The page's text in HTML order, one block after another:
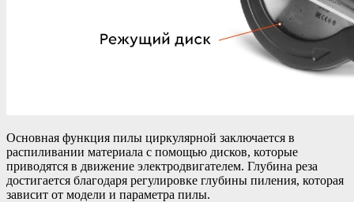
Основная функция пилы циркулярной заключается в
распиливании материала с помощью дисков, которые
приводятся в движение электродвигателем. Глубина реза
достигается благодаря регулировке глубины пиления, которая
зависит от модели и параметра пилы.